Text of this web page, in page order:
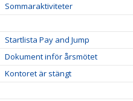
Sommaraktiviteter
Startlista Pay and Jump
Dokument inför årsmötet
Kontoret är stängt